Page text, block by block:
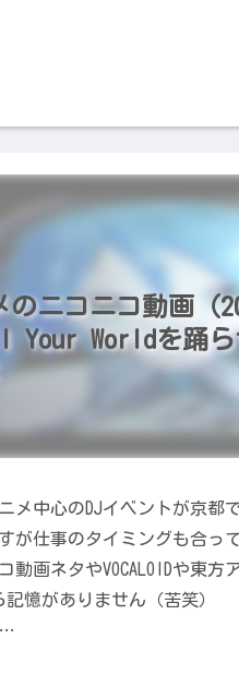
のニコニコ動画
Your Worldを踊
メ中心のDJイベントが京都
が仕事のタイミングも合っ
画ネタやVOCALOIDや東方
憶がありません（苦笑）